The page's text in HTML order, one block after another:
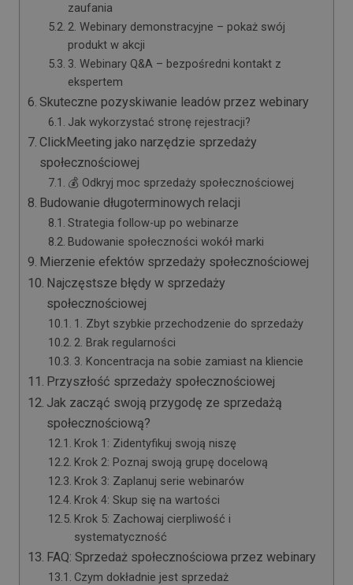
zaufania
2. Webinary demonstracyjne – pokaż swój
produkt w akcji
3. Webinary Q&A – bezpośredni kontakt z
ekspertem
Skuteczne pozyskiwanie leadów przez webinary
Jak wykorzystać stronę rejestracji?
ClickMeeting jako narzędzie sprzedaży
społecznościowej
💰 Odkryj moc sprzedaży społecznościowej
Budowanie długoterminowych relacji
Strategia follow-up po webinarze
Budowanie społeczności wokół marki
Mierzenie efektów sprzedaży społecznościowej
Najczęstsze błędy w sprzedaży
społecznościowej
1. Zbyt szybkie przechodzenie do sprzedaży
2. Brak regularności
3. Koncentracja na sobie zamiast na kliencie
Przyszłość sprzedaży społecznościowej
Jak zacząć swoją przygodę ze sprzedażą
społecznościową?
Krok 1: Zidentyfikuj swoją niszę
Krok 2: Poznaj swoją grupę docelową
Krok 3: Zaplanuj serie webinarów
Krok 4: Skup się na wartości
Krok 5: Zachowaj cierpliwość i
systematyczność
FAQ: Sprzedaż społecznościowa przez webinary
Czym dokładnie jest sprzedaż